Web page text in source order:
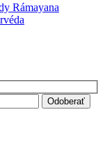
Rámayana